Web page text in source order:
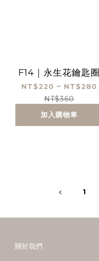
F14｜永生花鑰匙圈
NT$220 ~ NT$280
NT$360
加入購物車
1
關於我們